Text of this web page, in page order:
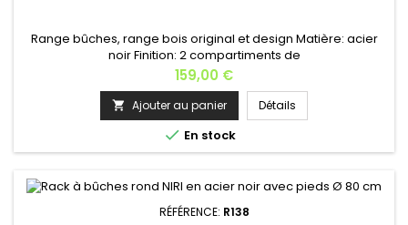
Range bûches, range bois original et design Matière: acier
noir Finition: 2 compartiments de
rangement Dimensions: Longueur: 45 cm Profondeur: 30
cm Hauteur: 40 cm Poids: 8,5 kg Fabrication européenne
Prix
159,00 €
 Ajouter au panier Détails
 En stock
RÉFÉRENCE: R138